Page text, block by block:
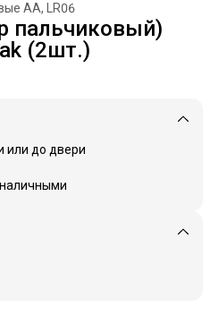
AA, LR06
пальчиковый)
(2шт.)
или до двери